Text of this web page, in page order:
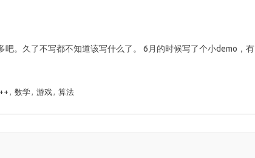
吧。久了不写都不知道该写什么了。 6月的时候写了个小demo，有
, 数学, 游戏, 算法